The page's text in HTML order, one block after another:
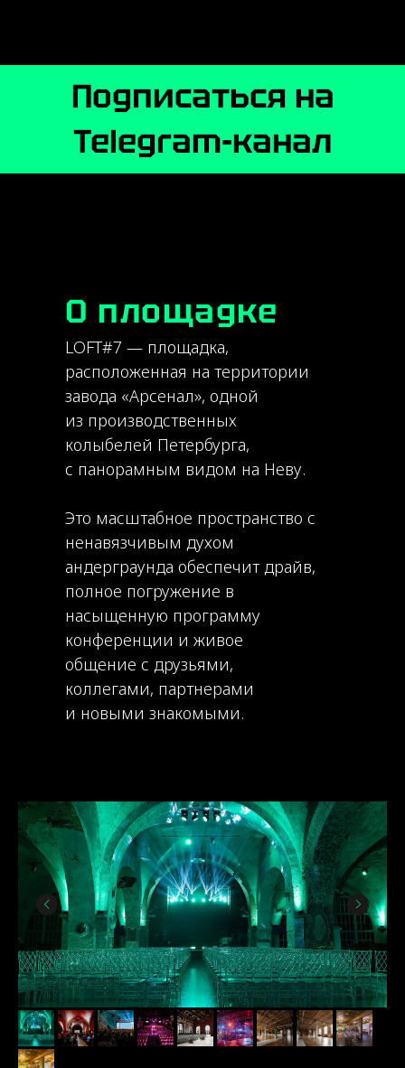
Подписаться на
Telegram-канал
О площадке
LOFT#7 — площадка,
расположенная на территории
завода «Арсенал», одной
из производственных
колыбелей Петербурга,
с панорамным видом на Неву.
Это масштабное пространство с
ненавязчивым духом
андерграунда обеспечит драйв,
полное погружение в
насыщенную программу
конференции и живое
общение с друзьями,
коллегами, партнерами
и новыми знакомыми.